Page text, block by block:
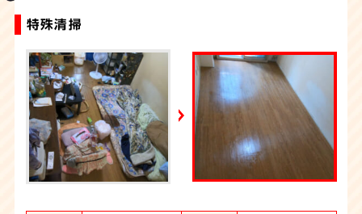
2026年7月7日放送
FRIDAYデジタル
2026年7月6日放送
週刊循環経済新聞（7月6日号）
2026年7月4日放送
YouTube｜好井まさおの怪談を浴びる会
2026年6月28日放送
Yahoo!ニュース
特殊清掃
特殊清掃+ゴミ屋敷片付け
特殊清掃
特殊清掃
特殊清掃